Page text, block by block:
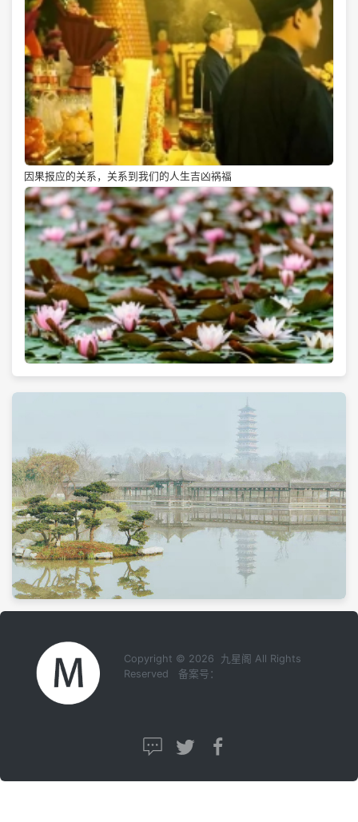
因果报应的关系，关系到我们的人生吉凶祸福
Copyright © 2026 九星阁 All Rights
Reserved 备案号：